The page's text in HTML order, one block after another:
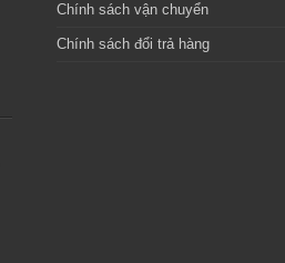
Chính sách vận chuyển
Chính sách đổi trả hàng